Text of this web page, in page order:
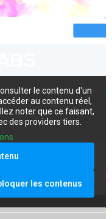
le contenu d'un
accéder au contenu réel,
noter que ce faisant,
des providers tiers.
les contenus